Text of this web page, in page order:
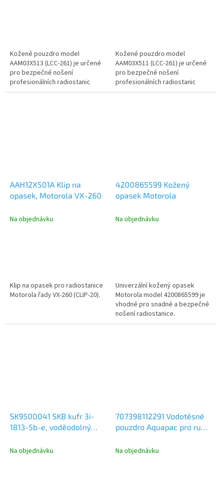
Kožené pouzdro model
AAM03X513 (LCC-261) je určené
pro bezpečné nošení
profesionálních radiostanic
Motorola EVX/VX-261. Kožené
Kožené pouzdro model
AAM03X511 (LCC-261) je určené
pro bezpečné nošení
profesionálních radiostanic
Motorola EVX/VX-261. Kožené
AAH12X501A Klip na
opasek, Motorola VX-260
Na objednávku
Klip na opasek pro radiostanice
Motorola řady VX-260 (CLIP-20).
4200865599 Kožený
opasek Motorola
Na objednávku
Univerzální kožený opasek
Motorola model 4200865599 je
vhodné pro snadné a bezpečné
nošení radiostanice.
SK9500041 SKB kufr 3i-
1813-5b-e, voděodolný
Na objednávku
707398112291 Vodotěsné
pouzdro Aquapac pro ruční
Na objednávku